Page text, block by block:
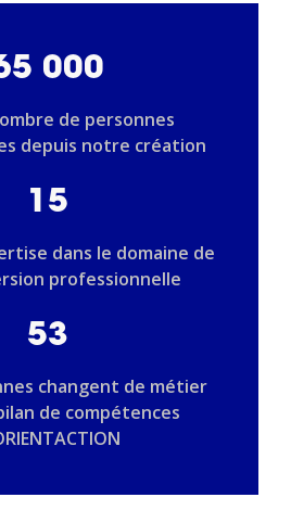
000
de personnes
depuis notre création
15
dans le domaine de
professionnelle
53
changent de métier
de compétences